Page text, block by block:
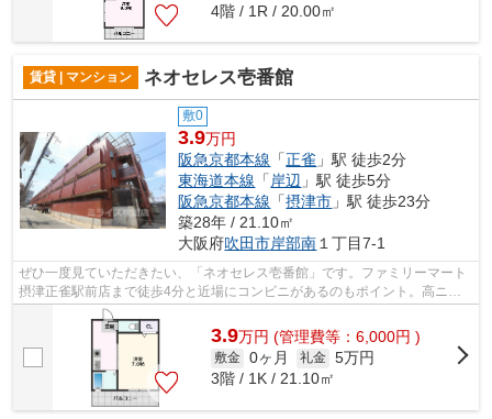
4階 / 1R / 20.00㎡
賃貸 | マンション ネオセレス壱番館
敷0
3.9万円
阪急京都本線 「正雀 」駅 徒歩2分
東海道本線 「 岸辺 」駅 徒歩5分
阪急京都本線 「摂津市 」駅 徒歩23分
築28年 / 21.10㎡
大阪府吹田市岸部南 １丁目7-1
ぜひ一度見ていただきたい、「ネオセレス壱番館」です。ファミリーマート
摂津正雀駅前店まで徒歩4分と近場にコンビニがあるのもポイント。高ニー
ズな駅近の物件で、徒歩2分で駅に行く...
3.9万円 (管理費等：6,000円 )
敷金 0ヶ月 礼金 5万円
3階 / 1K / 21.10㎡